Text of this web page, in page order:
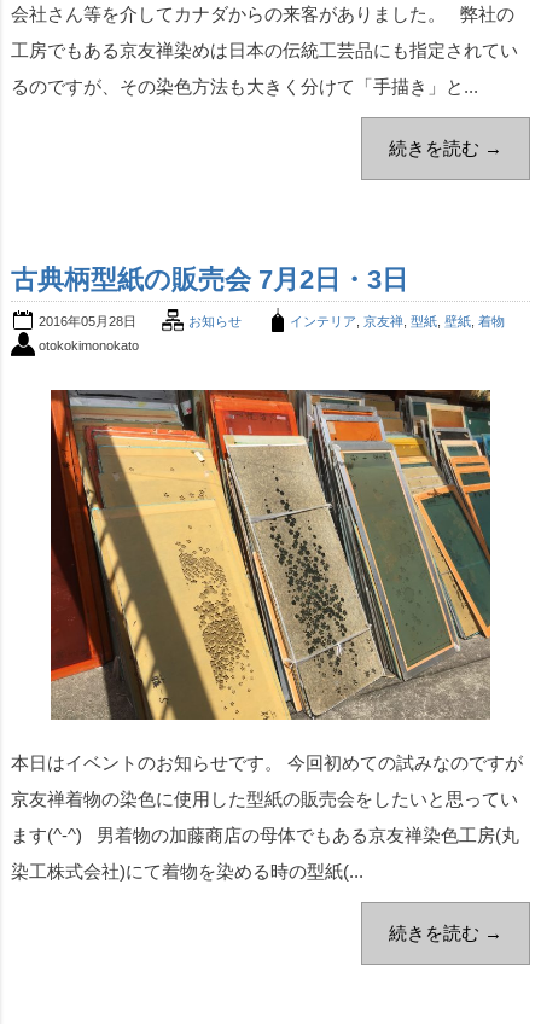
会社さん等を介してカナダからの来客がありました。 弊社の
工房でもある京友禅染めは日本の伝統工芸品にも指定されてい
るのですが、その染色方法も大きく分けて「手描き」と...
続きを読む →
古典柄型紙の販売会 7月2日・3日
2016年05月28日 お知らせ インテリア 京友禅, 型紙, 壁紙, 着物
otokokimonokato
本日はイベントのお知らせです。 今回初めての試みなのですが
京友禅着物の染色に使用した型紙の販売会をしたいと思ってい
ます(^-^) 男着物の加藤商店の母体でもある京友禅染色工房(丸
染工株式会社)にて着物を染める時の型紙(...
続きを読む →